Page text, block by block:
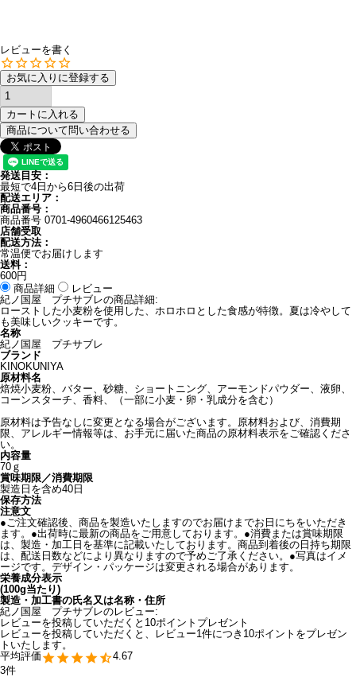
レビューを書く
お気に入りに登録する
カートに入れる
商品について問い合わせる
発送目安：
最短で4日から6日後の出荷
配送エリア：
商品番号：
商品番号 0701-4960466125463
店舗受取
配送方法：
常温便でお届けします
送料：
600円
商品詳細
レビュー
紀ノ国屋 プチサブレの商品詳細:
ローストした小麦粉を使用した、ホロホロとした食感が特徴。夏は冷やして
も美味しいクッキーです。
名称
紀ノ国屋 プチサブレ
ブランド
KINOKUNIYA
原材料名
焙焼小麦粉、バター、砂糖、ショートニング、アーモンドパウダー、液卵、
コーンスターチ、香料、（一部に小麦・卵・乳成分を含む）
原材料は予告なしに変更となる場合がございます。原材料および、消費期
限、アレルギー情報等は、お手元に届いた商品の原材料表示をご確認くださ
い。
内容量
70ｇ
賞味期限／消費期限
製造日を含め40日
保存方法
注意文
●ご注文確認後、商品を製造いたしますのでお届けまでお日にちをいただき
ます。●出荷時に最新の商品をご用意しております。●消費または賞味期限
は、製造・加工日を基準に記載いたしております。商品到着後の日持ち期限
は、配送日数などにより異なりますので予めご了承ください。●写真はイメ
ージです。デザイン・パッケージは変更される場合があります。
栄養成分表示
(100g当たり)
製造・加工書の氏名又は名称・住所
紀ノ国屋 プチサブレのレビュー:
レビューを投稿していただくと10ポイントプレゼント
レビューを投稿していただくと、レビュー1件につき10ポイントをプレゼン
トいたします。
4.67
3